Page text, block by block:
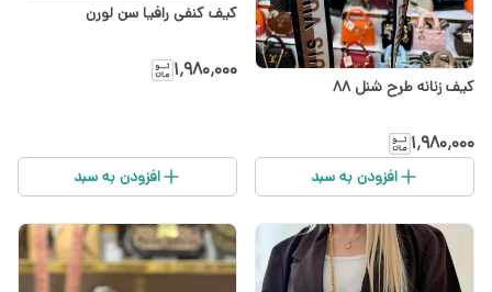
کیف زنانه طرح شنل ۸۸
۱٬۹۸۰٬۰۰۰
افزودن به سبد
کیف کنفی رافیا سن لورن
۱٬۹۸۰٬۰۰۰
افزودن به سبد